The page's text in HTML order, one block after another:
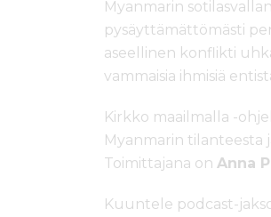
Myanmarin
pysäyttämättömästi
aseellinen konflikti
vammaisia ihmisiä
Kirkko maailmalla -
Myanmarin tilanteesta
Toimittajana on Anna
Kuuntele podcast-